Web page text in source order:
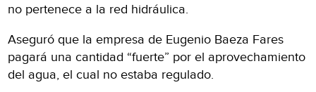
no pertenece a la red hidráulica.
Aseguró que la empresa de Eugenio Baeza Fares
pagará una cantidad “fuerte” por el aprovechamiento
del agua, el cual no estaba regulado.